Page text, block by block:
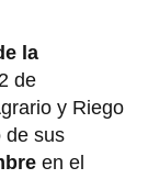
la
de
y Riego
de sus
en el